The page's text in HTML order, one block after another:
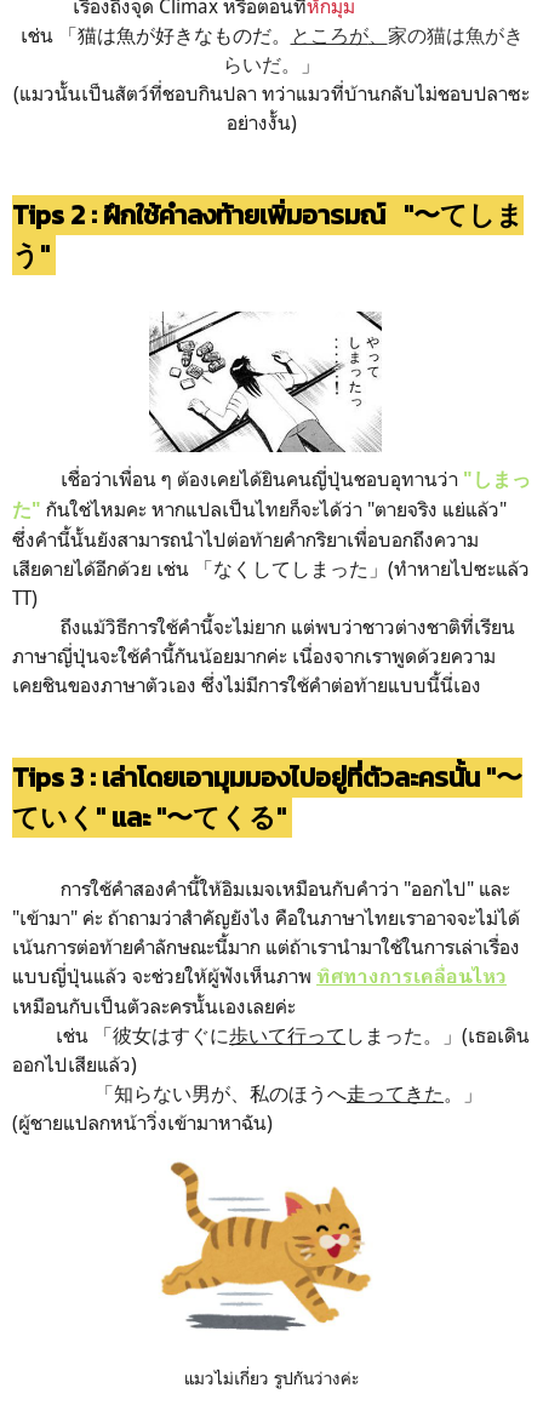
เรื่องถึงจุด Climax หรือตอนที่หักมุม
เช่น 「猫は魚が好きなものだ。
ところが、 家の猫は魚がき
らいだ。
」
(แมวนั้นเป็นสัตว์ที่ชอบกินปลา ทว่าแมวที่บ้านกลับไม่ชอบปลาซะ
อย่างงั้น)
Tips 2 : ฝึกใช้คำลงท้ายเพิ่มอารมณ์ "〜てしま
う"
เชื่อว่าเพื่อน ๆ ต้องเคยได้ยินคนญี่ปุ่นชอบอุทานว่า "しまっ
た" กันใช่ไหมคะ หากแปลเป็นไทยก็จะได้ว่า "ตายจริง แย่แล้ว"
ซึ่งคำนี้นั้นยังสามารถนำไปต่อท้ายคำกริยาเพื่อบอกถึงความ
เสียดายได้อีกด้วย เช่น 「なくしてしまった」(ทำหายไปซะแล้ว
TT)
ถึงแม้วิธีการใช้คำนี้จะไม่ยาก แต่พบว่าชาวต่างชาติที่เรียน
ภาษาญี่ปุ่นจะใช้คำนี้กันน้อยมากค่ะ เนื่องจากเราพูดด้วยความ
เคยชินของภาษาตัวเอง ซึ่งไม่มีการใช้คำต่อท้ายแบบนี้นี่เอง
Tips 3 :เล่าโดยเอามุมมองไปอยู่ที่ตัวละครนั้น "〜
ていく" และ "〜てくる"
การใช้คำสองคำนี้ให้อิมเมจเหมือนกับคำว่า "ออกไป" และ
"เข้ามา" ค่ะ ถ้าถามว่าสำคัญยังไง คือในภาษาไทยเราอาจจะไม่ได้
เน้นการต่อท้ายคำลักษณะนี้มาก แต่ถ้าเรานำมาใช้ในการเล่าเรื่อง
แบบญี่ปุ่นแล้ว จะช่วยให้ผู้ฟังเห็นภาพ ทิศทางการเคลื่อนไหว
เหมือนกับเป็นตัวละครนั้นเองเลยค่ะ
เช่น 「彼女はすぐに歩いて行って しまった。」(เธอเดิน
ออกไปเสียแล้ว)
「知らない男が、私のほうへ走ってきた 。」
(ผู้ชายแปลกหน้าวิ่งเข้ามาหาฉัน)
แมวไม่เกี่ยว รูปกันว่างค่ะ